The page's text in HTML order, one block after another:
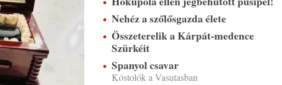
Nehéz a szőlősgazda élete
Összeterelik a Kárpát-medence
Szürkéit
Spanyol csavar
Kóstolók a Vasutasban